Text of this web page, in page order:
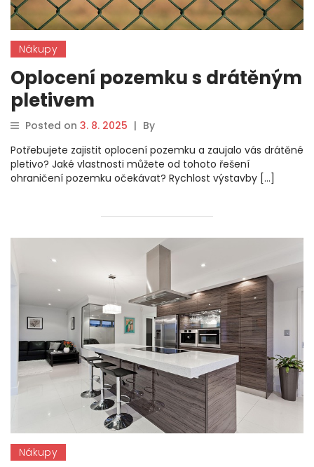
Nákupy
Oplocení pozemku s drátěným
pletivem
Posted on 3. 8. 2025 | By
Potřebujete zajistit oplocení pozemku a zaujalo vás drátěné
pletivo? Jaké vlastnosti můžete od tohoto řešení
ohraničení pozemku očekávat? Rychlost výstavby […]
Nákupy